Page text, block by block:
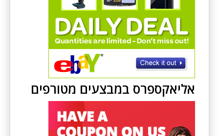
אליאקספרס במבצעים מטורפים